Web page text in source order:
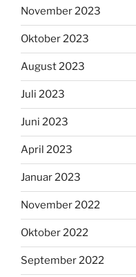
November 2023
Oktober 2023
August 2023
Juli 2023
Juni 2023
April 2023
Januar 2023
November 2022
Oktober 2022
September 2022